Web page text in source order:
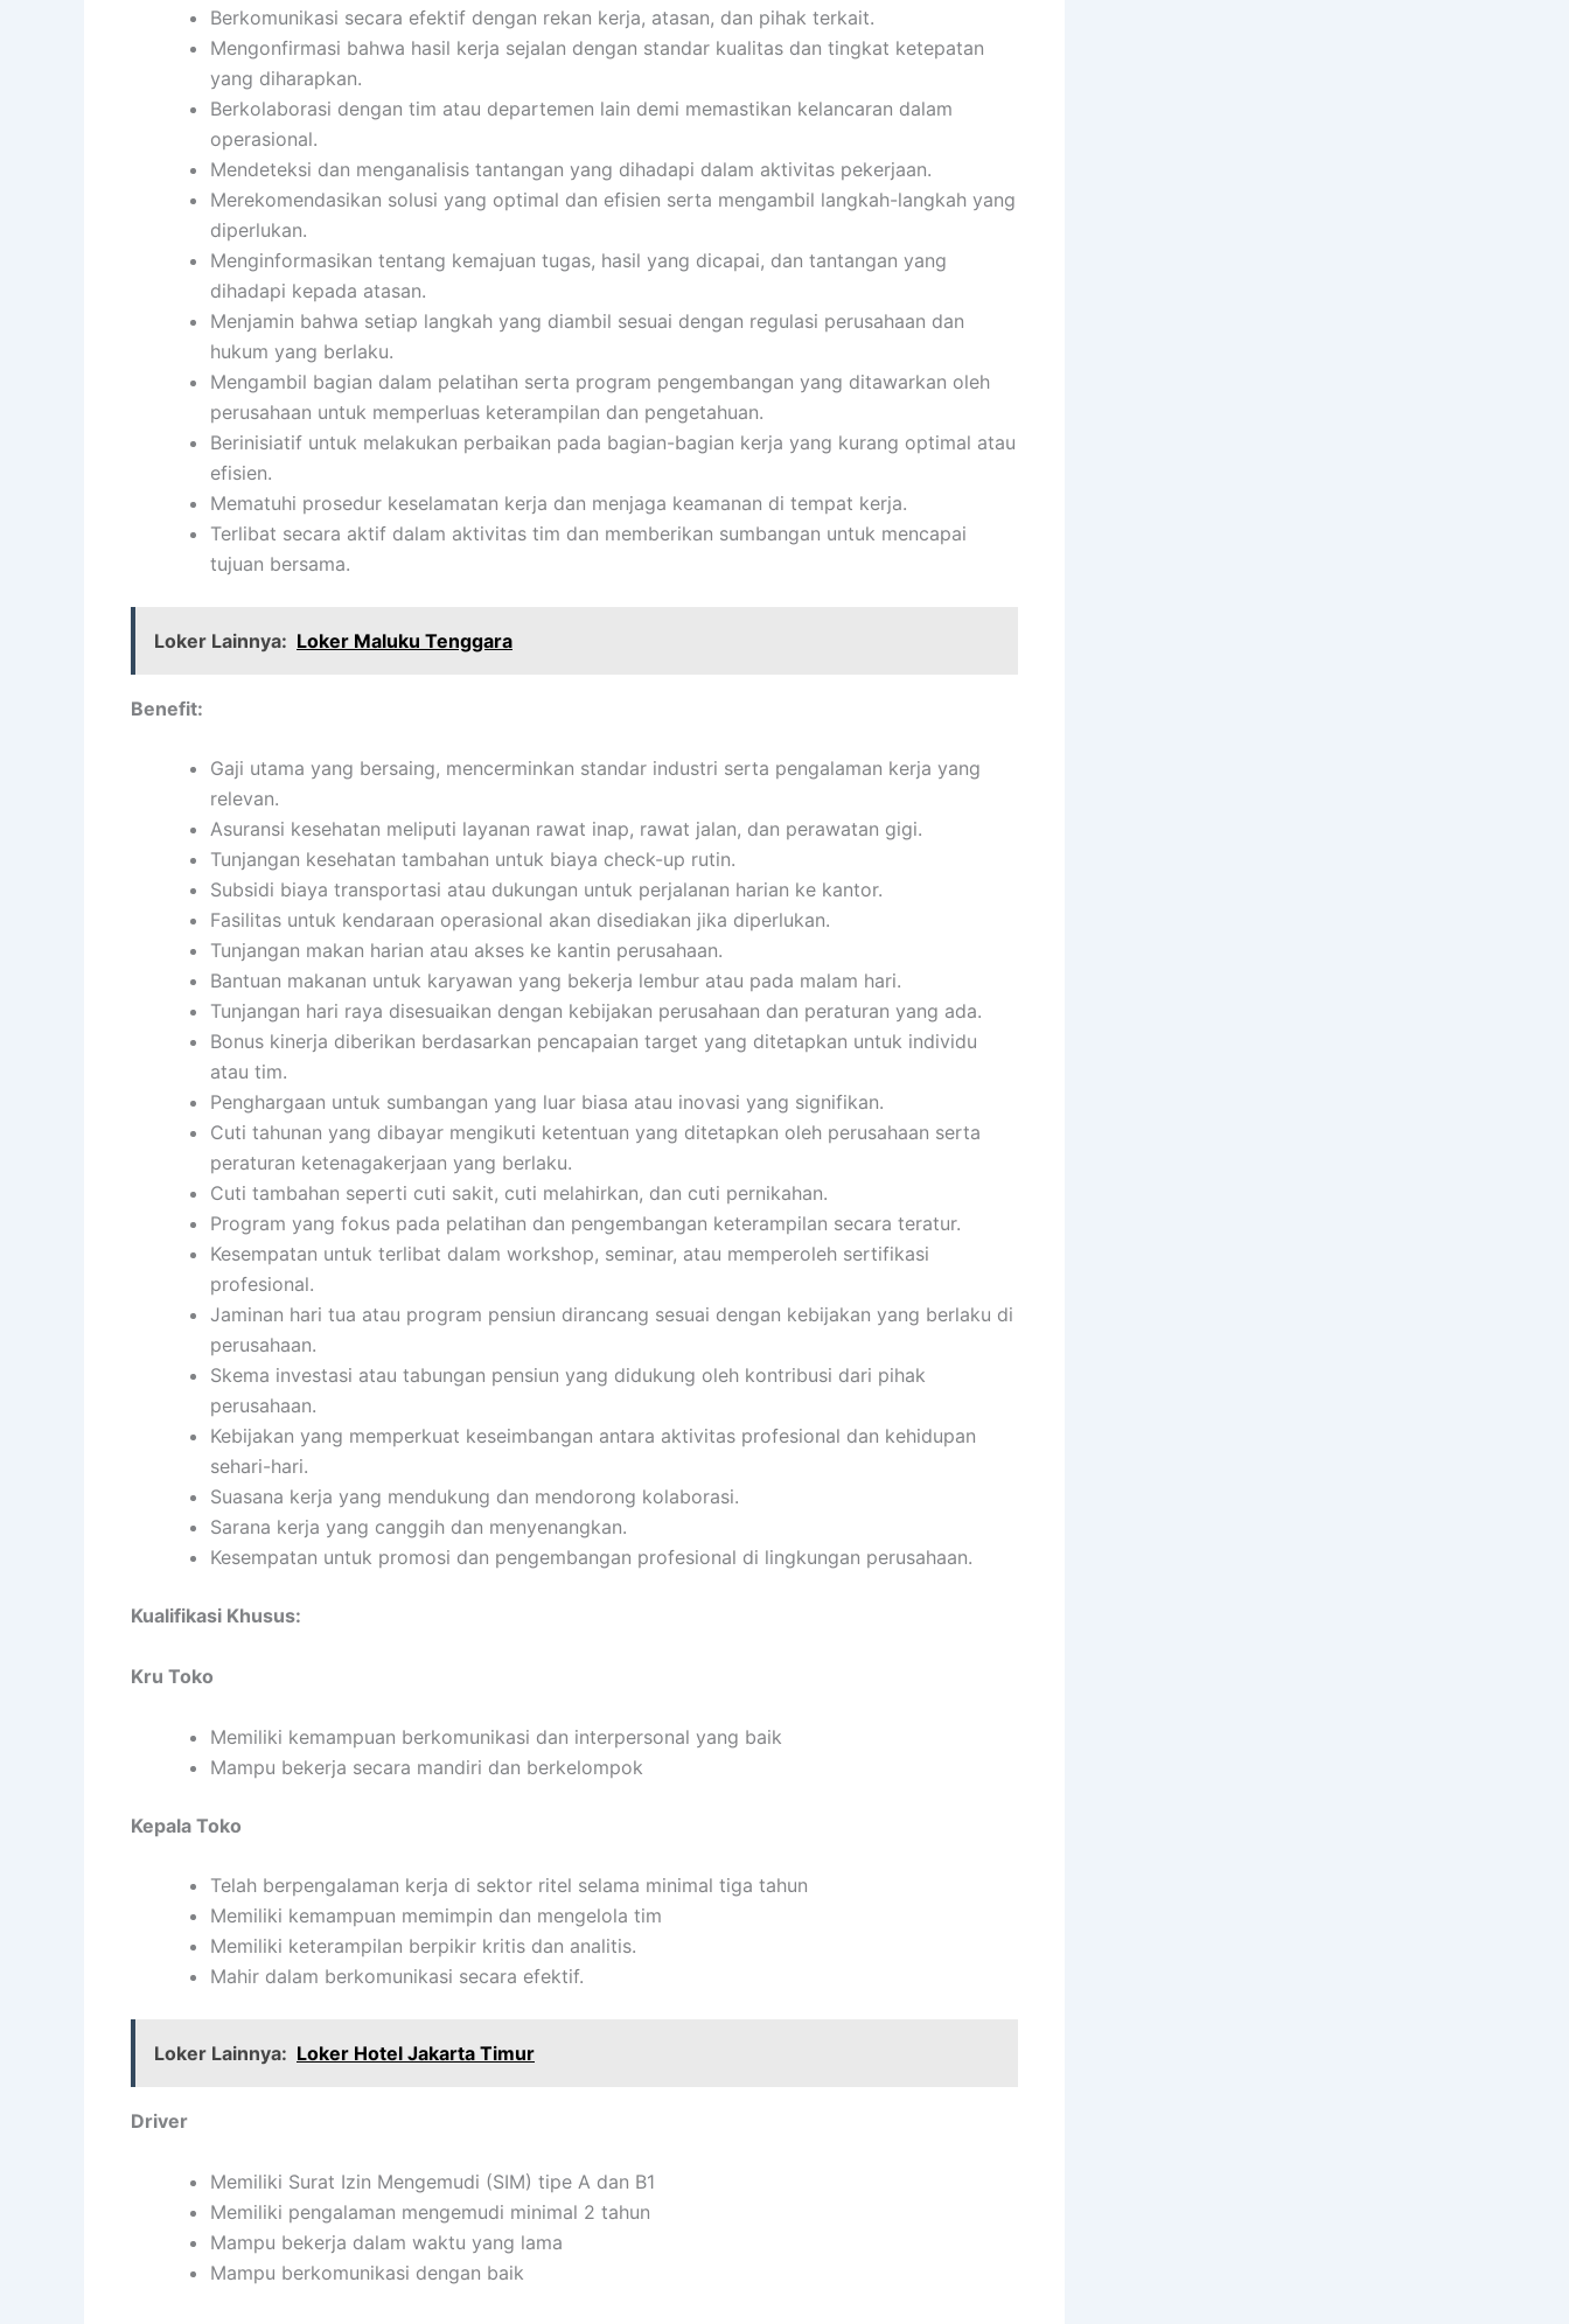
Berkomunikasi secara efektif dengan rekan kerja, atasan, dan pihak terkait.
Mengonfirmasi bahwa hasil kerja sejalan dengan standar kualitas dan tingkat ketepatan
yang diharapkan.
Berkolaborasi dengan tim atau departemen lain demi memastikan kelancaran dalam
operasional.
Mendeteksi dan menganalisis tantangan yang dihadapi dalam aktivitas pekerjaan.
Merekomendasikan solusi yang optimal dan efisien serta mengambil langkah-langkah yang
diperlukan.
Menginformasikan tentang kemajuan tugas, hasil yang dicapai, dan tantangan yang
dihadapi kepada atasan.
Menjamin bahwa setiap langkah yang diambil sesuai dengan regulasi perusahaan dan
hukum yang berlaku.
Mengambil bagian dalam pelatihan serta program pengembangan yang ditawarkan oleh
perusahaan untuk memperluas keterampilan dan pengetahuan.
Berinisiatif untuk melakukan perbaikan pada bagian-bagian kerja yang kurang optimal atau
efisien.
Mematuhi prosedur keselamatan kerja dan menjaga keamanan di tempat kerja.
Terlibat secara aktif dalam aktivitas tim dan memberikan sumbangan untuk mencapai
tujuan bersama.
Loker Lainnya: Loker Maluku Tenggara
Benefit:
Gaji utama yang bersaing, mencerminkan standar industri serta pengalaman kerja yang
relevan.
Asuransi kesehatan meliputi layanan rawat inap, rawat jalan, dan perawatan gigi.
Tunjangan kesehatan tambahan untuk biaya check-up rutin.
Subsidi biaya transportasi atau dukungan untuk perjalanan harian ke kantor.
Fasilitas untuk kendaraan operasional akan disediakan jika diperlukan.
Tunjangan makan harian atau akses ke kantin perusahaan.
Bantuan makanan untuk karyawan yang bekerja lembur atau pada malam hari.
Tunjangan hari raya disesuaikan dengan kebijakan perusahaan dan peraturan yang ada.
Bonus kinerja diberikan berdasarkan pencapaian target yang ditetapkan untuk individu
atau tim.
Penghargaan untuk sumbangan yang luar biasa atau inovasi yang signifikan.
Cuti tahunan yang dibayar mengikuti ketentuan yang ditetapkan oleh perusahaan serta
peraturan ketenagakerjaan yang berlaku.
Cuti tambahan seperti cuti sakit, cuti melahirkan, dan cuti pernikahan.
Program yang fokus pada pelatihan dan pengembangan keterampilan secara teratur.
Kesempatan untuk terlibat dalam workshop, seminar, atau memperoleh sertifikasi
profesional.
Jaminan hari tua atau program pensiun dirancang sesuai dengan kebijakan yang berlaku di
perusahaan.
Skema investasi atau tabungan pensiun yang didukung oleh kontribusi dari pihak
perusahaan.
Kebijakan yang memperkuat keseimbangan antara aktivitas profesional dan kehidupan
sehari-hari.
Suasana kerja yang mendukung dan mendorong kolaborasi.
Sarana kerja yang canggih dan menyenangkan.
Kesempatan untuk promosi dan pengembangan profesional di lingkungan perusahaan.
Kualifikasi Khusus:
Kru Toko
Memiliki kemampuan berkomunikasi dan interpersonal yang baik
Mampu bekerja secara mandiri dan berkelompok
Kepala Toko
Telah berpengalaman kerja di sektor ritel selama minimal tiga tahun
Memiliki kemampuan memimpin dan mengelola tim
Memiliki keterampilan berpikir kritis dan analitis.
Mahir dalam berkomunikasi secara efektif.
Loker Lainnya: Loker Hotel Jakarta Timur
Driver
Memiliki Surat Izin Mengemudi (SIM) tipe A dan B1
Memiliki pengalaman mengemudi minimal 2 tahun
Mampu bekerja dalam waktu yang lama
Mampu berkomunikasi dengan baik